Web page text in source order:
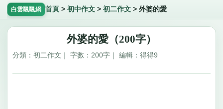
白雲飄飄網 首頁 > 初中作文> 初二作文> 外婆的愛
外婆的愛（200字）
分類：初二作文｜ 字數：200字｜ 編輯：得得9